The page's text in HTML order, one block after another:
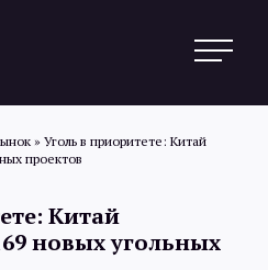
» Уголь в приоритете: Китай
проектов
Китай
новых угольных